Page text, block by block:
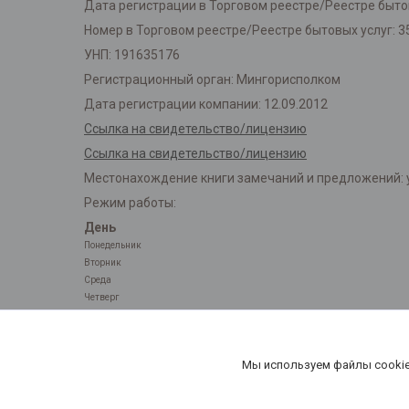
Дата регистрации в Торговом реестре/Реестре
Номер в Торговом реестре/Реестре бытовых услуг:
УНП: 191635176
Регистрационный орган: Мингорисполком
Дата регистрации компании: 12.09.2012
Ссылка на свидетельство/лицензию
Ссылка на свидетельство/лицензию
Местонахождение книги замечаний и предложений:
Режим работы:
День
Понедельник
Вторник
Среда
Четверг
Мы используем файлы